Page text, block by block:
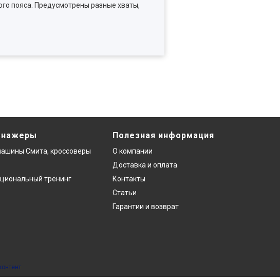
пояса. Предусмотрены разные хваты,
Смита, кроссоверы
тренинг
Полезная информация
О компании
Доставка и оплата
Контакты
Статьи
Гарантии и возврат